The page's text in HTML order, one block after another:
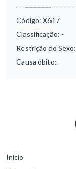
Código: X617
Classificação: -
Restrição do Sexo:
Causa óbito: -
Início